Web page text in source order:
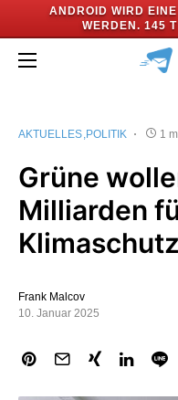
ANDROID WIRD
WERDEN. 145
AKTUELLES POLITIK 1
Grüne
Milliarden
Klimaschutz
Frank Malcov
10. Januar 2025